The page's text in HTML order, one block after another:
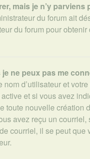
mais je n’y parviens
du forum ait
du forum pour obtenir
ne peux pas me
nom d’utilisateur et
et si vous avez
toute nouvelle création
avez reçu un
courriel, il se peut